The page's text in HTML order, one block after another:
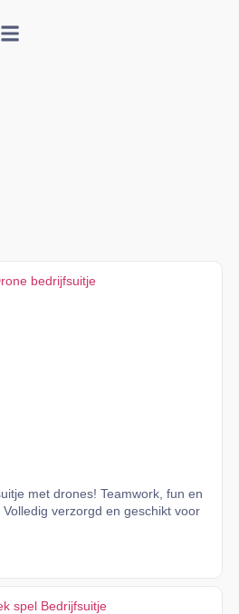
met drones! Teamwork, fun en
verzorgd en geschikt voor